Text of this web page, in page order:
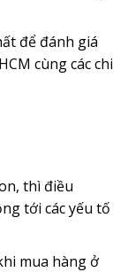
để đánh giá
cùng các chi
thì điều
tới các yếu tố
mua hàng ở